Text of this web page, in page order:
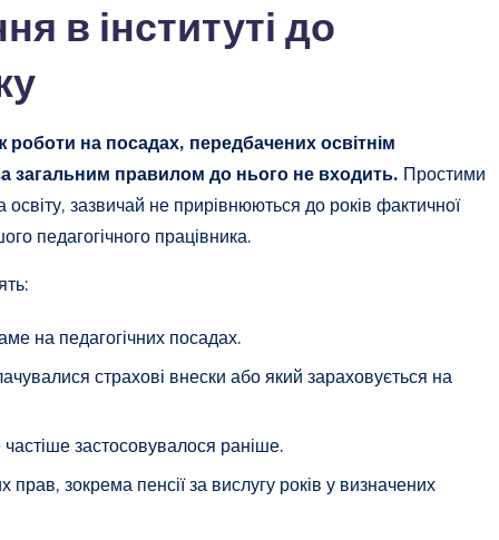
в інституті до
на посадах, передбачених освітнім
загальним правилом до нього не входить. Простими
зазвичай не прирівнюються до років фактичної
педагогічного працівника.
на педагогічних посадах.
страхові внески або який зараховується на
застосовувалося раніше.
зокрема пенсії за вислугу років у визначених